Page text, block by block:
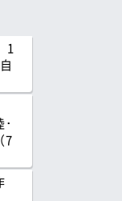
1
7